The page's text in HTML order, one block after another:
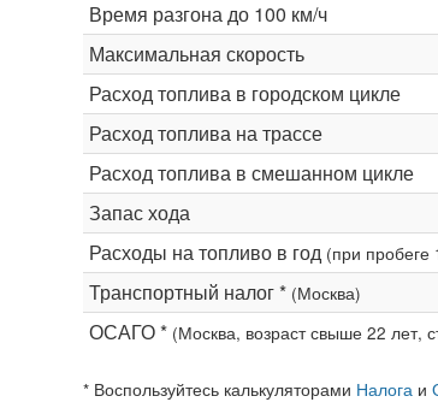
Время разгона до 100 км/ч
Максимальная скорость
Расход топлива в городском цикле
Расход топлива на трассе
Расход топлива в смешанном цикле
Запас хода
Расходы на топливо в год (при пробеге
Транспортный налог * (Москва)
ОСАГО * (Москва, возраст свыше 22 лет,
* Воспользуйтесь калькуляторами Налогаи